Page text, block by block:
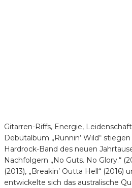
Gitarren-Riffs, Energie,
Debütalbum „Runnin’ Wild“ stiegen
Hardrock-Band des neuen
Nachfolgern „No Guts. No Glory.“
(2013), „Breakin’ Outta Hell“ (2016)
entwickelte sich das australische